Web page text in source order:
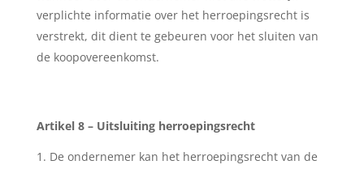
verplichte informatie over het herroepingsrecht is
verstrekt, dit dient te gebeuren voor het sluiten van
de koopovereenkomst.
Artikel 8 – Uitsluiting herroepingsrecht
De ondernemer kan het herroepingsrecht van de